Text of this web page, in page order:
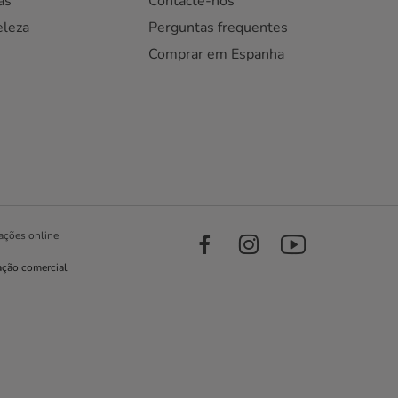
Perguntas frequentes
Comprar em Espanha
online
comercial